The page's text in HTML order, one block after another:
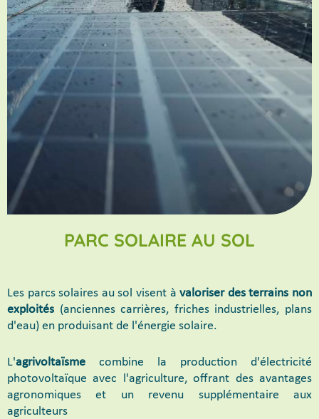
PARC SOLAIRE AU SOL
Les parcs solaires au sol visent àvaloriser des terrains non
exploités (anciennes carrières, friches industrielles, plans
d'eau) en produisant de l'énergie solaire.
L'agrivoltaïsme combine la production d'électricité
photovoltaïque avec l'agriculture, offrant des avantages
agronomiques et un revenu supplémentaire aux
agriculteurs